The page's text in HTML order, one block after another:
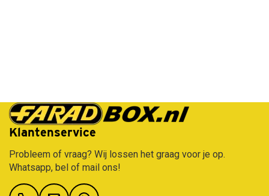
Klantenservice
Probleem of vraag? Wij lossen het graag voor je op.
Whatsapp, bel of mail ons!